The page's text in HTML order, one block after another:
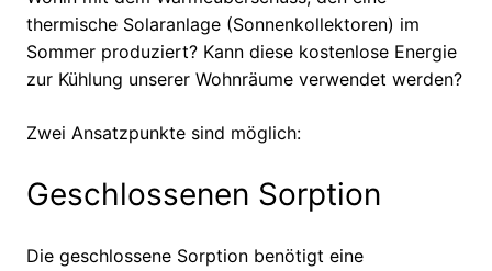
thermische Solaranlage (Sonnenkollektoren) im
Sommer produziert? Kann diese kostenlose Energie
zur Kühlung unserer Wohnräume verwendet werden?
Zwei Ansatzpunkte sind möglich:
Geschlossenen Sorption
Die geschlossene Sorption benötigt eine